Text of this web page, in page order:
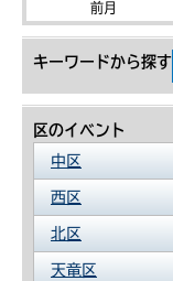
前月
キーワードから探す
区のイベント
中区
西区
北区
天竜区